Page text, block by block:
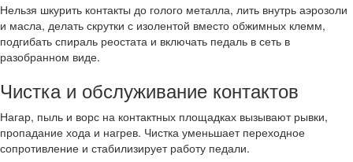
Нельзя шкурить контакты до голого металла, лить внутрь аэрозоли
и масла, делать скрутки с изолентой вместо обжимных клемм,
подгибать спираль реостата и включать педаль в сеть в
разобранном виде.
Чистка и обслуживание контактов
Нагар, пыль и ворс на контактных площадках вызывают рывки,
пропадание хода и нагрев. Чистка уменьшает переходное
сопротивление и стабилизирует работу педали.